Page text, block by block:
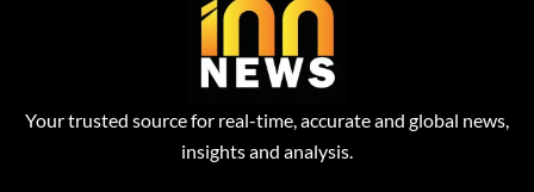
Your trusted source for real-time, accurate and global news,
insights and analysis.